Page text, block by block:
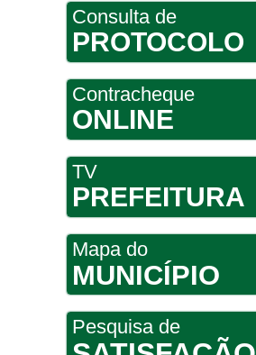
Consulta de
PROTOCOLO
Contracheque
ONLINE
TV
PREFEITURA
Mapa do
MUNICÍPIO
Pesquisa de